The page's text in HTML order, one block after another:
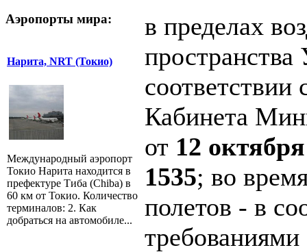
Аэропорты мира:
Нарита, NRT (Токио)
Международный аэропорт
Токио Нарита находится в
префектуре Тиба (Chiba) в
60 км от Токио. Количество
терминалов: 2. Как
добраться на автомобиле...
в пределах
соответствии
Кабинета
от 12
1535; во
полетов - в
требованиями